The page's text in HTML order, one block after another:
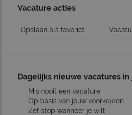
Vacature acties
Opslaan als favoriet
Dagelijks nieuwe vacatures in
Mis nooit een vacature
Op basis van jouw voorkeuren
Zet stop wanneer je wilt